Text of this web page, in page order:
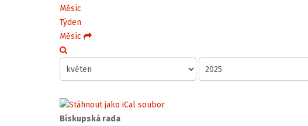
Měsíc
Týden
Měsíc
Biskupská rada